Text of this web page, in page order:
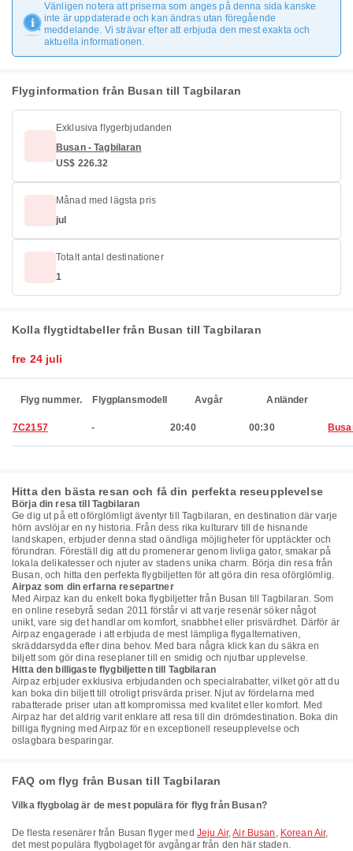
Vänligen notera att priserna som anges på denna sida kanske
inte är uppdaterade och kan ändras utan föregående
meddelande. Vi strävar efter att erbjuda den mest exakta och
aktuella informationen.
Flyginformation från Busan till Tagbilaran
Exklusiva flygerbjudanden
Busan - Tagbilaran
US$ 226.32
Månad med lägsta pris
jul
Totalt antal destinationer
1
Kolla flygtidtabeller från Busan till Tagbilaran
fre 24 juli
Flyg nummer. Flygplansmodell Avgår Anländer
7C2157 - 20:40 00:30
Hitta den bästa resan och få din perfekta reseupplevelse
Börja din resa till Tagbilaran
Ge dig ut på ett oförglömligt äventyr till Tagbilaran, en destination där varje
hörn avslöjar en ny historia. Från dess rika kulturarv till de hisnande
landskapen, erbjuder denna stad oändliga möjligheter för upptäckter och
förundran. Föreställ dig att du promenerar genom livliga gator, smakar på
lokala delikatesser och njuter av stadens unika charm. Börja din resa från
Busan, och hitta den perfekta flygbiljetten för att göra din resa oförglömlig.
Airpaz som din erfarna resepartner
Med Airpaz kan du enkelt boka flygbiljetter från Busan till Tagbilaran. Som
en online resebyrå sedan 2011 förstår vi att varje resenär söker något
unikt, vare sig det handlar om komfort, snabbhet eller prisvärdhet. Därför är
Airpaz engagerade i att erbjuda de mest lämpliga flygalternativen,
skräddarsydda efter dina behov. Med bara några klick kan du säkra en
biljett som gör dina reseplaner till en smidig och njutbar upplevelse.
Hitta den billigaste flygbiljetten till Tagbilaran
Airpaz erbjuder exklusiva erbjudanden och specialrabatter, vilket gör att du
kan boka din biljett till otroligt prisvärda priser. Njut av fördelarna med
rabatterade priser utan att kompromissa med kvalitet eller komfort. Med
Airpaz har det aldrig varit enklare att resa till din drömdestination. Boka din
billiga flygning med Airpaz för en exceptionell reseupplevelse och
oslagbara besparingar.
FAQ om flyg från Busan till Tagbilaran
Vilka flygbolag är de mest populära för flyg från Busan?
De flesta resenärer från Busan flyger med Jeju Air,Air Busan , Korean Air,
det mest populära flygbolaget för avgångar från den här staden.